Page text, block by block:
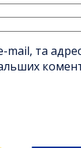
mail, та